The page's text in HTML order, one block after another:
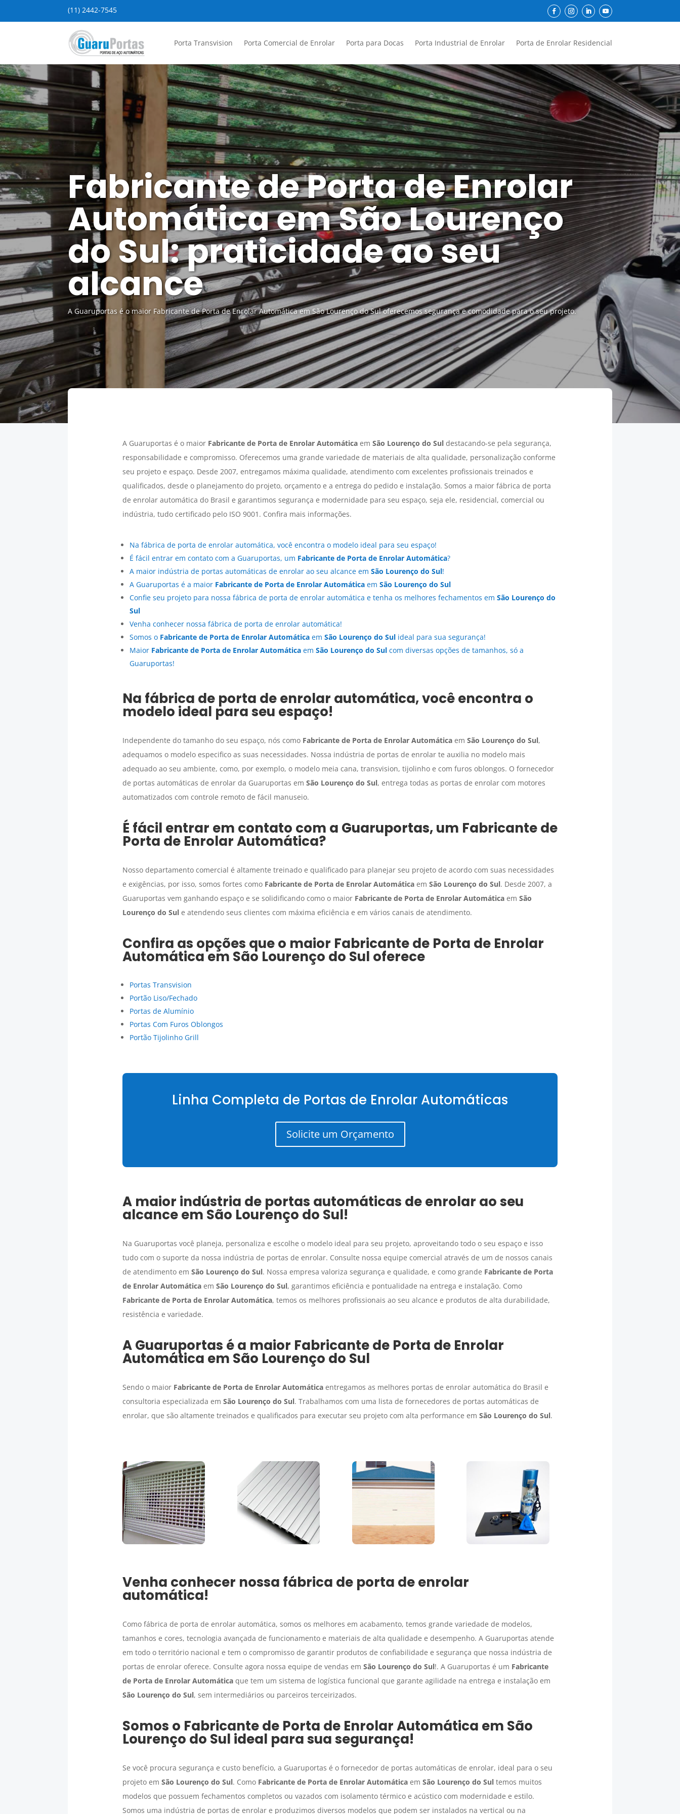
(11) 2442-7545
Porta Transvision Porta Comercial de Enrolar Porta para Docas Porta Industrial de Enrolar Porta de Enrolar Residencial
Fabricante de Porta de Enrolar
Automática em São Lourenço
do Sul: praticidade ao seu
alcance
A Guaruportas é o maior Fabricante de Porta de Enrolar Automática em São Lourenço do Sul oferecemos segurança e comodidade para o seu projeto.
A Guaruportas é o maior Fabricante de Porta de Enrolar Automáticaem São Lourenço do Suldestacando-se pela segurança,
responsabilidade e compromisso. Oferecemos uma grande variedade de materiais de alta qualidade, personalização conforme
seu projeto e espaço. Desde 2007, entregamos máxima qualidade, atendimento com excelentes profissionais treinados e
qualificados, desde o planejamento do projeto, orçamento e a entrega do pedido e instalação. Somos a maior fábrica de porta
de enrolar automática do Brasil e garantimos segurança e modernidade para seu espaço, seja ele, residencial, comercial ou
indústria, tudo certificado pelo ISO 9001. Confira mais informações.
Na fábrica de porta de enrolar automática, você encontra o modelo ideal para seu espaço!
É fácil entrar em contato com a Guaruportas, um Fabricante de Porta de Enrolar Automática?
A maior indústria de portas automáticas de enrolar ao seu alcance em São Lourenço do Sul!
A Guaruportas é a maior Fabricante de Porta de Enrolar Automáticaem São Lourenço do Sul
Confie seu projeto para nossa fábrica de porta de enrolar automática e tenha os melhores fechamentos em São Lourenço do
Sul
Venha conhecer nossa fábrica de porta de enrolar automática!
Somos o Fabricante de Porta de Enrolar Automáticaem São Lourenço do Sulideal para sua segurança!
Maior Fabricante de Porta de Enrolar Automáticaem São Lourenço do Sulcom diversas opções de tamanhos, só a
Guaruportas!
Na fábrica de porta de enrolar automática, você encontra o
modelo ideal para seu espaço!
Independente do tamanho do seu espaço, nós como Fabricante de Porta de Enrolar Automáticaem São Lourenço do Sul,
adequamos o modelo especifico as suas necessidades. Nossa indústria de portas de enrolar te auxilia no modelo mais
adequado ao seu ambiente, como, por exemplo, o modelo meia cana, transvision, tijolinho e com furos oblongos. O fornecedor
de portas automáticas de enrolar da Guaruportas em São Lourenço do Sul, entrega todas as portas de enrolar com motores
automatizados com controle remoto de fácil manuseio.
É fácil entrar em contato com a Guaruportas, um Fabricante de
Porta de Enrolar Automática?
Nosso departamento comercial é altamente treinado e qualificado para planejar seu projeto de acordo com suas necessidades
e exigências, por isso, somos fortes como Fabricante de Porta de Enrolar Automáticaem São Lourenço do Sul. Desde 2007, a
Guaruportas vem ganhando espaço e se solidificando como o maior Fabricante de Porta de Enrolar Automáticaem São
Lourenço do Sule atendendo seus clientes com máxima eficiência e em vários canais de atendimento.
Confira as opções que o maior Fabricante de Porta de Enrolar
Automáticaem São Lourenço do Sul oferece
Portas Transvision
Portão Liso/Fechado
Portas de Alumínio
Portas Com Furos Oblongos
Portão Tijolinho Grill
Linha Completa de Portas de Enrolar Automáticas
Solicite um Orçamento
A maior indústria de portas automáticas de enrolar ao seu
alcance em São Lourenço do Sul!
Na Guaruportas você planeja, personaliza e escolhe o modelo ideal para seu projeto, aproveitando todo o seu espaço e isso
tudo com o suporte da nossa indústria de portas de enrolar. Consulte nossa equipe comercial através de um de nossos canais
de atendimento em São Lourenço do Sul. Nossa empresa valoriza segurança e qualidade, e como grande Fabricante de Porta
de Enrolar Automáticaem São Lourenço do Sul, garantimos eficiência e pontualidade na entrega e instalação. Como
Fabricante de Porta de Enrolar Automática, temos os melhores profissionais ao seu alcance e produtos de alta durabilidade,
resistência e variedade.
A Guaruportas é a maior Fabricante de Porta de Enrolar
Automática em São Lourenço do Sul
Sendo o maior Fabricante de Porta de Enrolar Automáticaentregamos as melhores portas de enrolar automática do Brasil e
consultoria especializada em São Lourenço do Sul. Trabalhamos com uma lista de fornecedores de portas automáticas de
enrolar, que são altamente treinados e qualificados para executar seu projeto com alta performance em São Lourenço do Sul.
Venha conhecer nossa fábrica de porta de enrolar
automática!
Como fábrica de porta de enrolar automática, somos os melhores em acabamento, temos grande variedade de modelos,
tamanhos e cores, tecnologia avançada de funcionamento e materiais de alta qualidade e desempenho. A Guaruportas atende
em todo o território nacional e tem o compromisso de garantir produtos de confiabilidade e segurança que nossa indústria de
portas de enrolar oferece. Consulte agora nossa equipe de vendas em São Lourenço do Sul!. A Guaruportas é um Fabricante
de Porta de Enrolar Automáticaque tem um sistema de logística funcional que garante agilidade na entrega e instalação em
São Lourenço do Sul, sem intermediários ou parceiros terceirizados.
Somos o Fabricante de Porta de Enrolar Automática em São
Lourenço do Sul ideal para sua segurança!
Se você procura segurança e custo benefício, a Guaruportas é o fornecedor de portas automáticas de enrolar, ideal para o seu
projeto em São Lourenço do Sul. Como Fabricante de Porta de Enrolar Automáticaem São Lourenço do Sultemos muitos
modelos que possuem fechamentos completos ou vazados com isolamento térmico e acústico com modernidade e estilo.
Somos uma indústria de portas de enrolar e produzimos diversos modelos que podem ser instalados na vertical ou na